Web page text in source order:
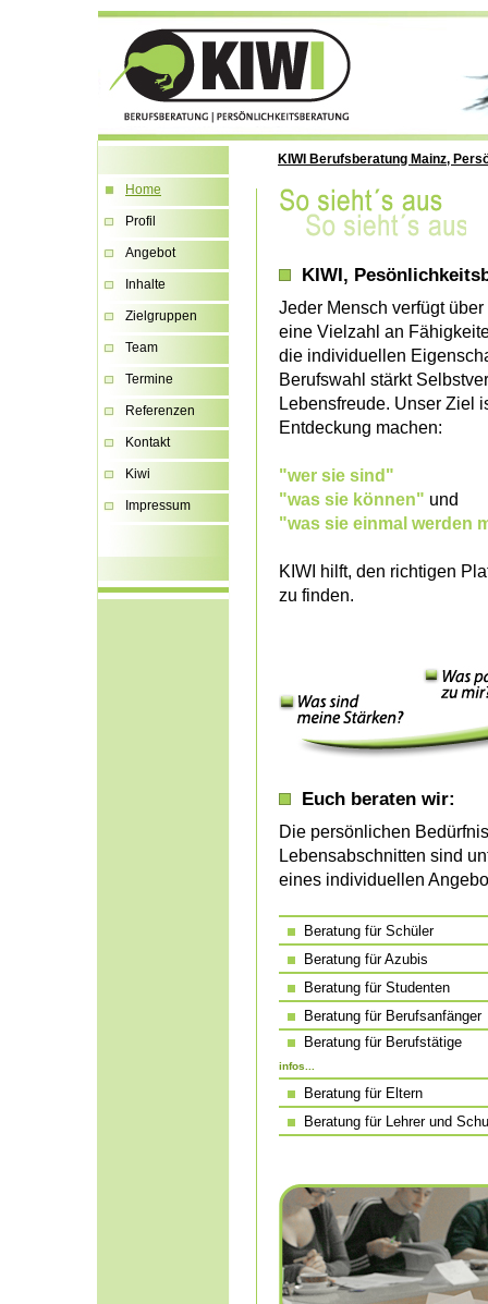
Home
Profil
Angebot
Inhalte
Zielgruppen
Team
Termine
Referenzen
Kontakt
Kiwi
Impressum
KIWI Berufsberatung Mainz,
KIWI,
Jeder Mensch verfügt
eine Vielzahl an
die individuellen
Berufswahl stärkt
Lebensfreude. Unser Ziel
Entdeckung machen:
"wer sie sind"
"was sie können" und
"was sie einmal werden
KIWI hilft, den richtigen
zu finden.
Euch beraten wir:
Die persönlichen
Lebensabschnitten sind
eines individuellen
Beratung für Schüler
Beratung für Azubis
Beratung für Studenten
Beratung für Berufsanfänger
Beratung für Berufstätige
infos...
Beratung für Eltern
Beratung für Lehrer und